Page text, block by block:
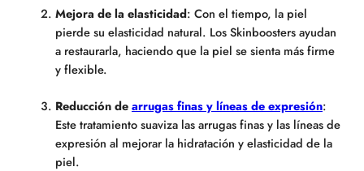
Mejora de la elasticidad: Con el tiempo, la piel
pierde su elasticidad natural. Los Skinboosters ayudan
a restaurarla, haciendo que la piel se sienta más firme
y flexible.
Reducción dearrugas finas y líneas de expresión:
Este tratamiento suaviza las arrugas finas y las líneas de
expresión al mejorar la hidratación y elasticidad de la
piel.